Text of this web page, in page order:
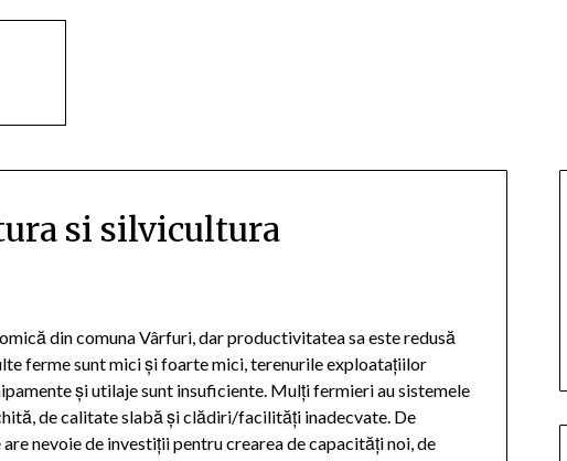
si silvicultura
din comuna Vârfuri, dar productivitatea sa este redusă
ferme sunt mici și foarte mici, terenurile exploatațiilor
și utilaje sunt insuficiente. Mulți fermieri au sistemele
de calitate slabă și clădiri/facilități inadecvate. De
nevoie de investiții pentru crearea de capacități noi, de